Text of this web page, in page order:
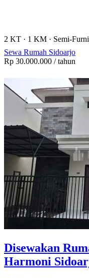
2 KT · 1 KM · Semi-
Sewa Rumah Sidoarjo
Rp 30.000.000 / tahun
Disewakan
Harmoni